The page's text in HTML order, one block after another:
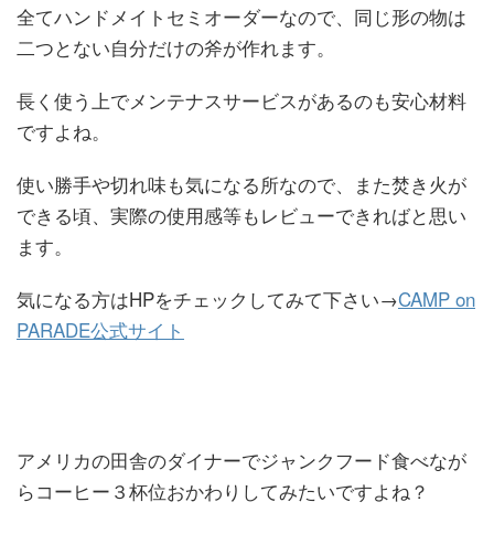
全てハンドメイトセミオーダーなので、同じ形の物は
二つとない自分だけの斧が作れます。
長く使う上でメンテナスサービスがあるのも安心材料
ですよね。
使い勝手や切れ味も気になる所なので、また焚き火が
できる頃、実際の使用感等もレビューできればと思い
ます。
気になる方はHPをチェックしてみて下さい→CAMP on
PARADE公式サイト
アメリカの田舎のダイナーでジャンクフード食べなが
らコーヒー３杯位おかわりしてみたいですよね？